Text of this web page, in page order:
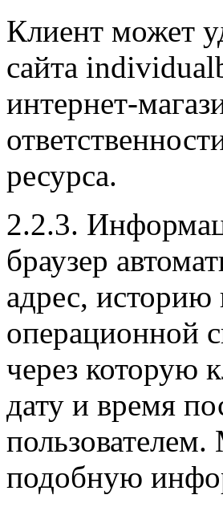
Клиент может
сайта
интернет-
ресурса.
2.2.3.
браузер
адрес, историю
операционной
через которую
дату и время
пользователем.
подобную